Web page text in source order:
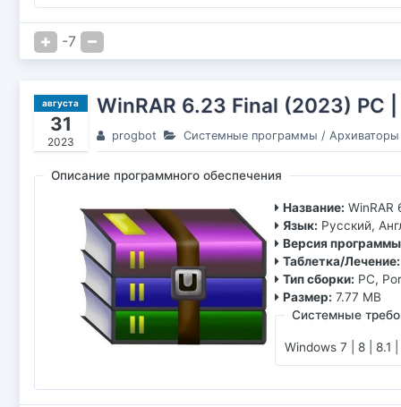
-7
августа
31
2023
WinRAR 6.23 Final (2023) РС
progbot Системные программы / Архиваторы
Описание программного обеспечения
Название:
Язык: Русский,
Версия
Таблетка/Лечение:
Тип сборки: PC,
Размер: 7.77 MB
Системные
Windows 7 | 8 | 8.1